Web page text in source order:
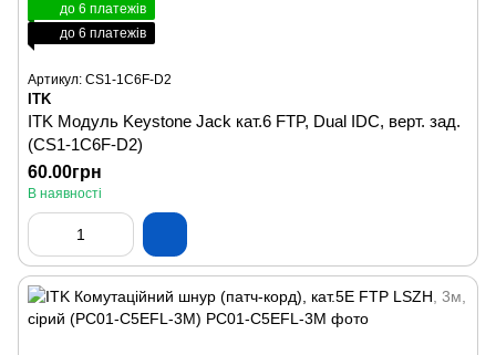
до 6 платежів
до 6 платежів
Артикул: CS1-1C6F-D2
ITK
ITK Модуль Keystone Jack кат.6 FTP, Dual IDC, верт. зад.
(CS1-1C6F-D2)
60.00грн
В наявності